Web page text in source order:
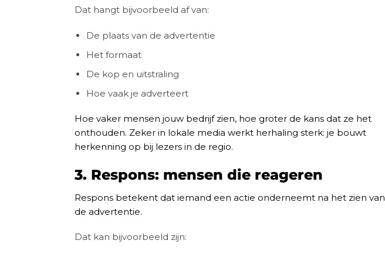
Dat hangt bijvoorbeeld af van:
De plaats van de advertentie
Het formaat
De kop en uitstraling
Hoe vaak je adverteert
Hoe vaker mensen jouw bedrijf zien, hoe groter de kans dat ze het
onthouden. Zeker in lokale media werkt herhaling sterk: je bouwt
herkenning op bij lezers in de regio.
3. Respons: mensen die reageren
Respons betekent dat iemand een actie onderneemt na het zien van
de advertentie.
Dat kan bijvoorbeeld zijn: